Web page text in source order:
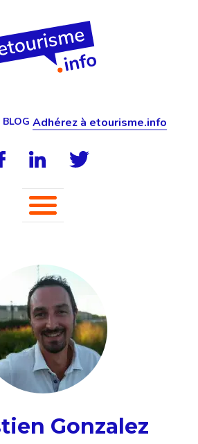
BLOG Adhérez à etourisme.info
Gonzalez